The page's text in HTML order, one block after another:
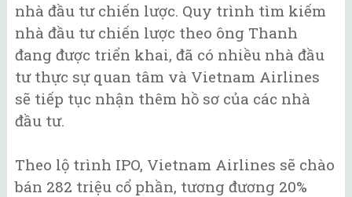
nhà đầu tư chiến lược. Quy trình tìm kiếm
nhà đầu tư chiến lược theo ông Thanh
đang được triển khai, đã có nhiều nhà đầu
tư thực sự quan tâm và Vietnam Airlines
sẽ tiếp tục nhận thêm hồ sơ của các nhà
đầu tư.
Theo lộ trình IPO, Vietnam Airlines sẽ chào
bán 282 triệu cổ phần, tương đương 20%